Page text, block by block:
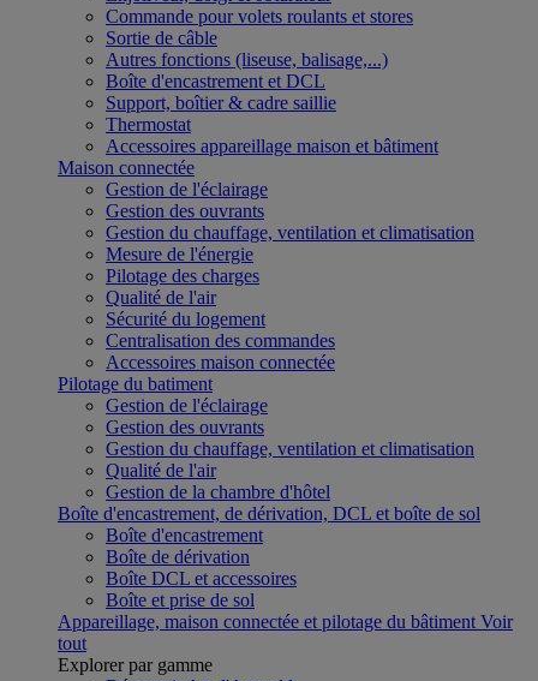
Commande pour volets roulants et stores
Sortie de câble
Autres fonctions (liseuse, balisage,...)
Boîte d'encastrement et DCL
Support, boîtier & cadre saillie
Thermostat
Accessoires appareillage maison et bâtiment
Maison connectée
Gestion de l'éclairage
Gestion des ouvrants
Gestion du chauffage, ventilation et climatisation
Mesure de l'énergie
Pilotage des charges
Qualité de l'air
Sécurité du logement
Centralisation des commandes
Accessoires maison connectée
Pilotage du batiment
Gestion de l'éclairage
Gestion des ouvrants
Gestion du chauffage, ventilation et climatisation
Qualité de l'air
Gestion de la chambre d'hôtel
Boîte d'encastrement, de dérivation, DCL et boîte de sol
Boîte d'encastrement
Boîte de dérivation
Boîte DCL et accessoires
Boîte et prise de sol
Appareillage, maison connectée et pilotage du bâtiment Voir
tout
Explorer par gamme